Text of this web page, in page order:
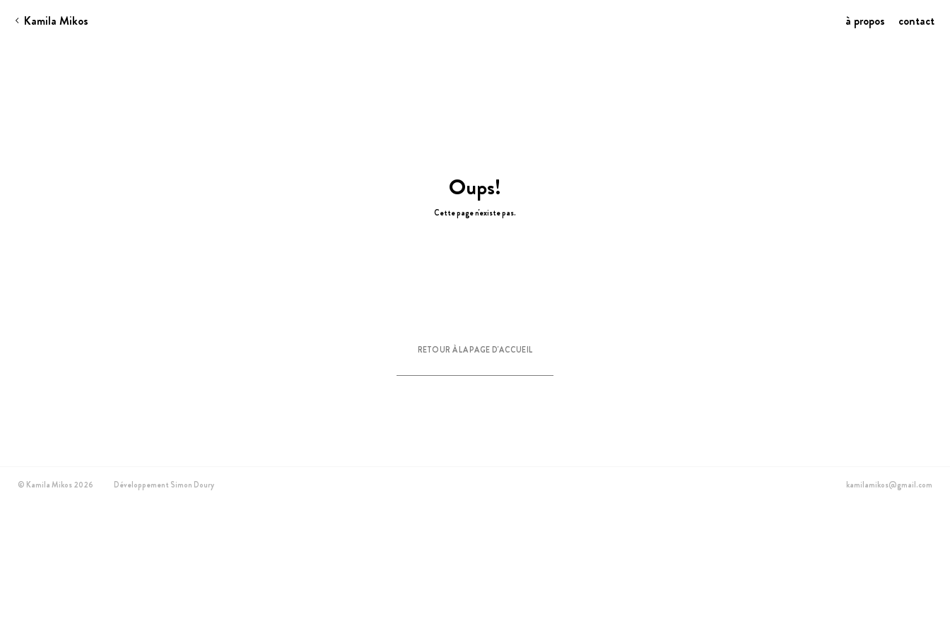
Kamila Mikos à propos contact
Oups!
Cette page n'existe pas.
RETOUR À LA PAGE D'ACCUEIL
© Kamila Mikos2026 Développement Simon Doury kamilamikos@gmail.com